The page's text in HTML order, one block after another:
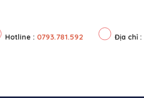
Hotline : 0793.781.592 Địa chỉ :